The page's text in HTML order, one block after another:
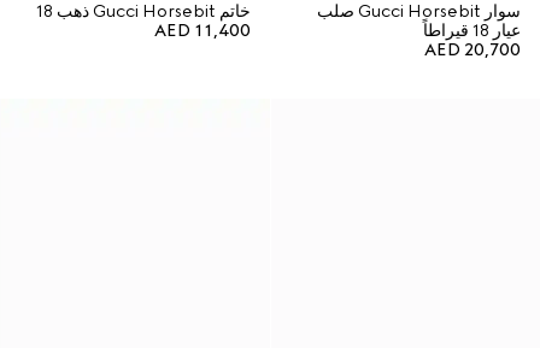
سوار Gucci Horsebit صلب
عيار 18 قيراطاً
AED 20,700
خاتم Gucci Horsebit ذهب 18
AED 11,400